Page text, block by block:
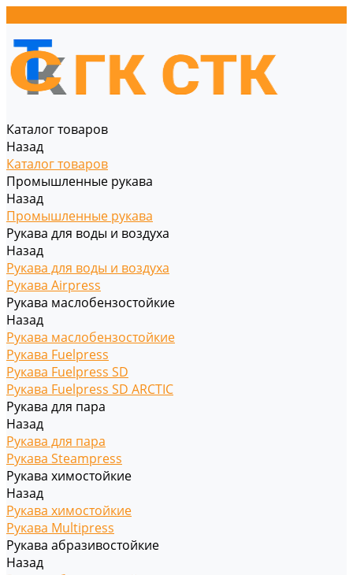
Каталог товаров
Назад
Каталог товаров
Промышленные рукава
Назад
Промышленные рукава
Рукава для воды и воздуха
Назад
Рукава для воды и воздуха
Рукава Airpress
Рукава маслобензостойкие
Назад
Рукава маслобензостойкие
Рукава Fuelpress
Рукава Fuelpress SD
Рукава Fuelpress SD ARCTIC
Рукава для пара
Назад
Рукава для пара
Рукава Steampress
Рукава химостойкие
Назад
Рукава химостойкие
Рукава Multipress
Рукава абразивостойкие
Назад